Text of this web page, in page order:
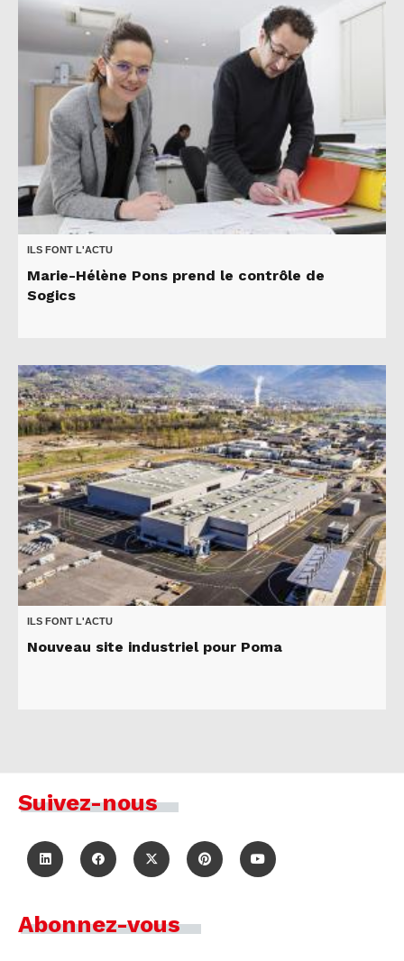
ILS FONT L'ACTU
Marie-Hélène Pons prend le contrôle de
Sogics
ILS FONT L'ACTU
Nouveau site industriel pour Poma
Suivez-nous
Abonnez-vous